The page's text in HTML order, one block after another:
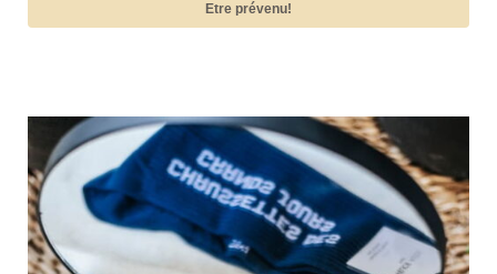
Etre prévenu!